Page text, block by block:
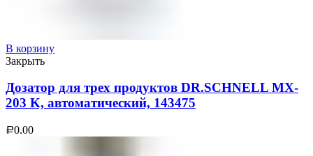
В корзину
Закрыть
Дозатор для трех продуктов DR.SCHNELL MX-
203 K, автоматический, 143475
Р0.00